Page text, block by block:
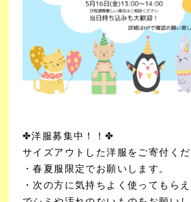
✤洋服募集中！！✤
サイズアウトした洋服をご寄付くだ
・春夏服限定でお願いします。
・次の方に気持ちよく使ってもら